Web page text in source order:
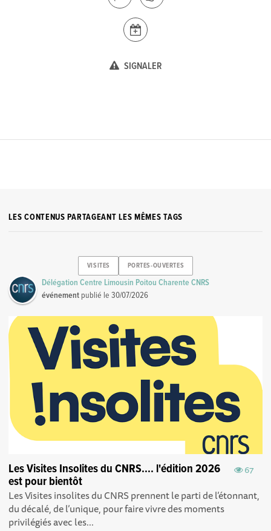
SIGNALER
LES CONTENUS PARTAGEANT LES MÊMES TAGS
VISITES PORTES-OUVERTES
Délégation Centre Limousin Poitou Charente CNRS
événement publié le30/07/2026
67
Les Visites Insolites du CNRS.... l'édition 2026
est pour bientôt
Les Visites insolites du CNRS prennent le parti de l’étonnant,
du décalé, de l’unique, pour faire vivre des moments
privilégiés avec les...